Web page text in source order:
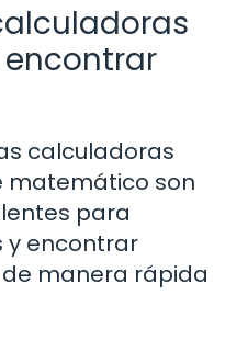
calculadoras
matemático son
para
y encontrar
manera rápida